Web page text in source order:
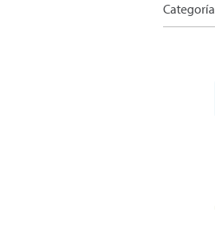
Categoría